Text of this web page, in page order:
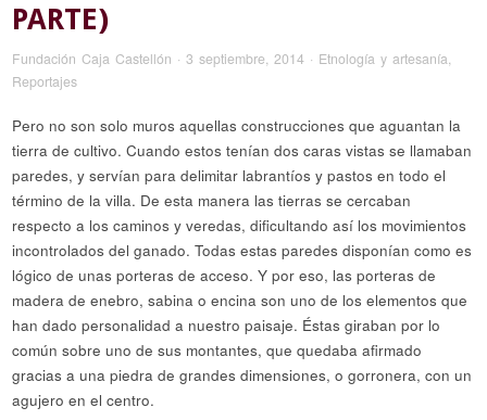
PARTE)
Fundación Caja Castellón ·3 septiembre, 2014 · Etnología y artesanía,
Reportajes
Pero no son solo muros aquellas construcciones que aguantan la
tierra de cultivo. Cuando estos tenían dos caras vistas se llamaban
paredes, y servían para delimitar labrantíos y pastos en todo el
término de la villa. De esta manera las tierras se cercaban
respecto a los caminos y veredas, dificultando así los movimientos
incontrolados del ganado. Todas estas paredes disponían como es
lógico de unas porteras de acceso. Y por eso, las porteras de
madera de enebro, sabina o encina son uno de los elementos que
han dado personalidad a nuestro paisaje. Éstas giraban por lo
común sobre uno de sus montantes, que quedaba afirmado
gracias a una piedra de grandes dimensiones, o gorronera, con un
agujero en el centro.